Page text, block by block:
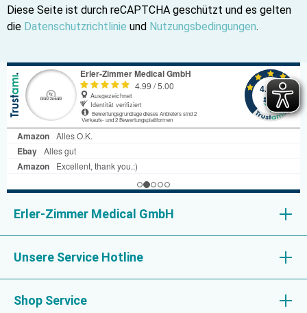
Diese Seite ist durch reCAPTCHA geschützt und es gelten
die Datenschutzrichtlinie und Nutzungsbedingungen.
Erler-Zimmer Medical GmbH
Unsere Service Hotline
Shop Service